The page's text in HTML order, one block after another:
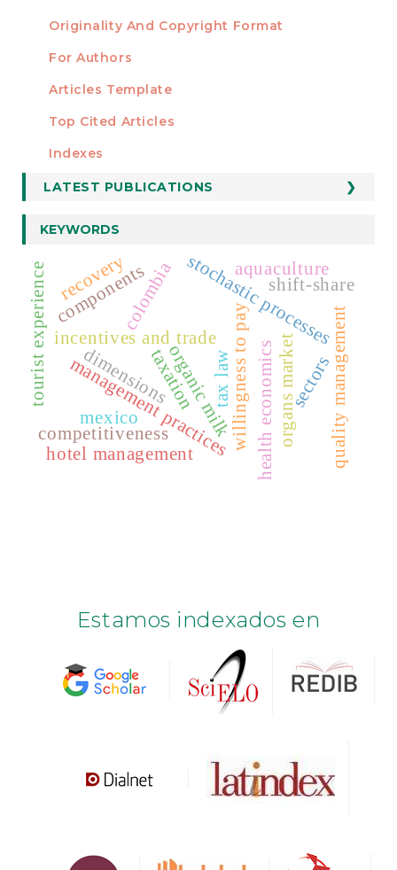
Originality And Copyright Format
For Authors
Articles Template
STATISTICS
Top Cited Articles
Indexes
LATEST PUBLICATIONS
KEYWORDS
organic milk
incentives and trade willingness to pay
stochastic processes
health economicsorgans market quality management
management practices
competitiveness
colombia
hotel management
tourist experiencecomponents
dimensions
aquaculture
recovery
sectors
shift-share
mexico
tax law
taxation
Estamos indexados en